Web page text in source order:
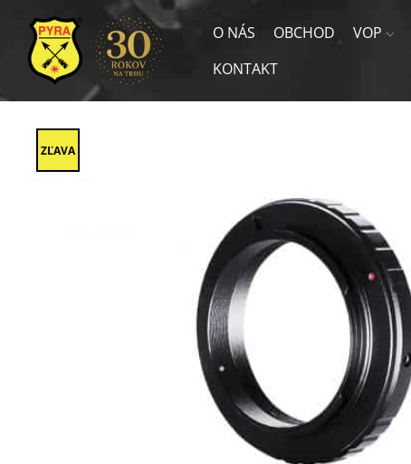
O NÁS OBCHOD VOP
KONTAKT
ZĽAVA